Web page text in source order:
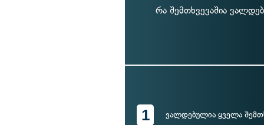
რა შემთხვევაშია
1 ვალდებულია ყველა